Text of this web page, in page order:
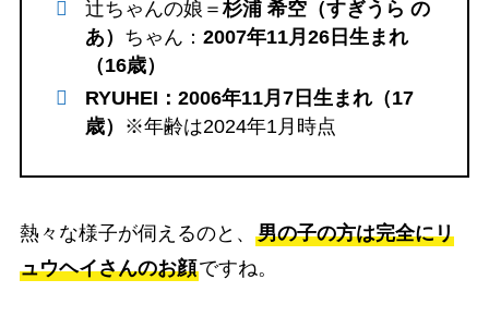
辻ちゃんの娘＝杉浦 希空（すぎうら の
あ） ちゃん：2007年11月26日生まれ
（16歳）
RYUHEI：2006年11月7日生まれ（17
歳） ※年齢は2024年1月時点
熱々な様子が伺えるのと、 男の子の方は完全にリ
ュウヘイさんのお顔ですね。